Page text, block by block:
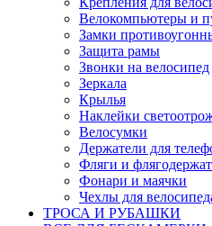
Велокомпьютеры и
Замки
Защита рамы
Звонки на велосипед
Зеркала
Крылья
Наклейки
Велосумки
Держатели для
Фляги и
Фонари и маячки
Чехлы для
ТРОСА И РУБАШКИ